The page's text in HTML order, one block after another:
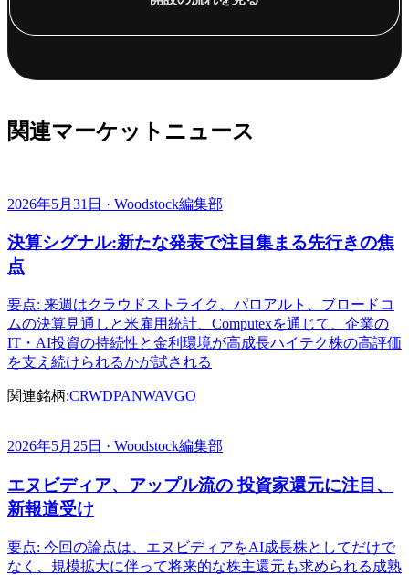
関連マーケットニュース
2026年5月31日 · Woodstock編集部
決算シグナル:新たな発表で注目集まる先行きの焦
点
要点: 来週はクラウドストライク、パロアルト、ブロードコ
ムの決算見通しと米雇用統計、Computexを通じて、企業の
IT・AI投資の持続性と金利環境が高成長ハイテク株の高評価
を支え続けられるかが試される
関連銘柄:CRWDPANWAVGO
2026年5月25日 · Woodstock編集部
エヌビディア、アップル流の 投資家還元に注目、
新報道受け
要点: 今回の論点は、エヌビディアをAI成長株としてだけで
なく、規模拡大に伴って将来的な株主還元も求められる成熟